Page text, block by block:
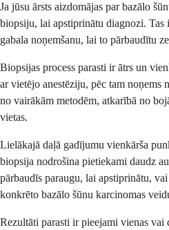
Ja jūsu ārsts aizdomājas par bazālo
biopsiju, lai apstiprinātu diagnozi. Tas
gabala noņemšanu, lai to pārbaudītu
Biopsijas process parasti ir ātrs un
ar vietējo anestēziju, pēc tam
no vairākām metodēm, atkarībā no
vietas.
Lielākajā daļā gadījumu vienkārša
biopsija nodrošina pietiekami daudz
pārbaudīs paraugu, lai apstiprinātu,
konkrēto bazālo šūnu karcinomas
Rezultāti parasti ir pieejami vienas